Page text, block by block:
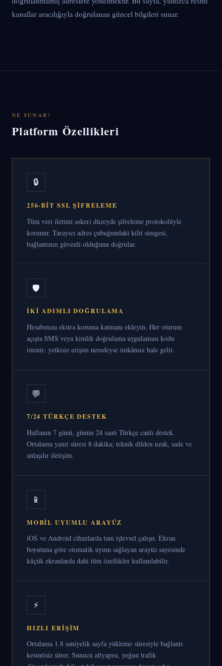
kanallar aracılığıyla doğrulanan güncel bilgileri sunar.
NE SUNAR?
Platform Özellikleri
🔒
256-BIT SSL ŞIFRELEME
Tüm veri iletimi askeri düzeyde şifreleme protokolüyle
korunur. Tarayıcı adres çubuğundaki kilit simgesi,
bağlantının güvenli olduğunu doğrular.
🛡
İKI ADIMLI DOĞRULAMA
Hesabınıza ekstra koruma katmanı ekleyin. Her oturum
açışta SMS veya kimlik doğrulama uygulaması kodu
istenir; yetkisiz erişim neredeyse imkânsız hale gelir.
💬
7/24 TÜRKÇE DESTEK
Haftanın 7 günü, günün 24 saati Türkçe canlı destek.
Ortalama yanıt süresi 8 dakika; teknik dilden uzak, sade ve
anlaşılır iletişim.
📱
MOBIL UYUMLU ARAYÜZ
iOS ve Android cihazlarda tam işlevsel çalışır. Ekran
boyutuna göre otomatik uyum sağlayan arayüz sayesinde
küçük ekranlarda dahi tüm özellikler kullanılabilir.
⚡
HIZLI ERIŞIM
Ortalama 1.8 saniyelik sayfa yükleme süresiyle bağlantı
kesintisiz sürer. Sunucu altyapısı, yoğun trafik